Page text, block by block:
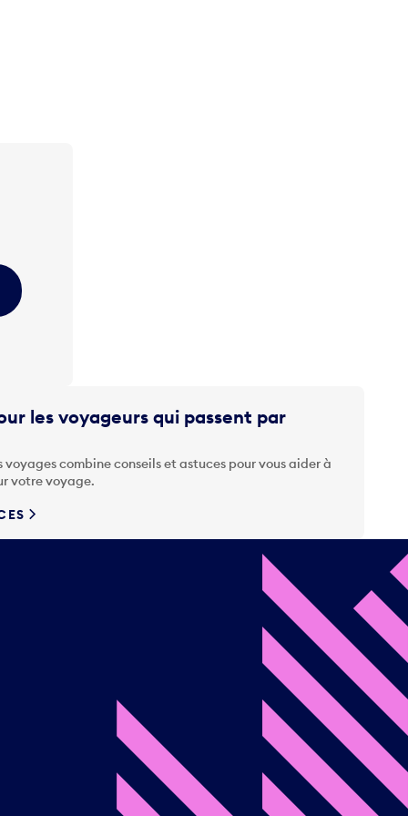
les voyageurs qui passent par
combine conseils et astuces pour vous aider à
votre voyage.